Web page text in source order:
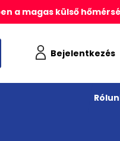
a magas külső
Bejelentkezés